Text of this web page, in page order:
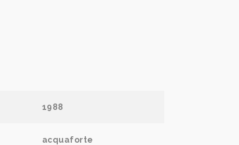
1988
acquaforte